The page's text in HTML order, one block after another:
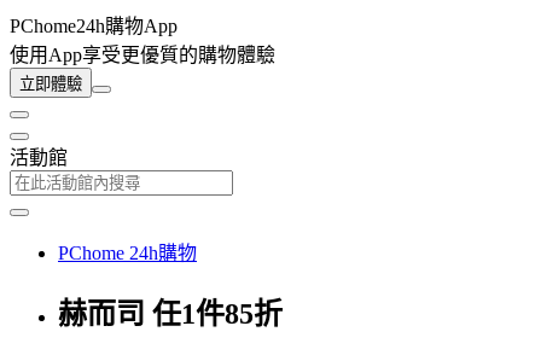
PChome24h購物App
使用App享受更優質的購物體驗
立即體驗
活動館
PChome 24h購物
赫而司 任1件85折